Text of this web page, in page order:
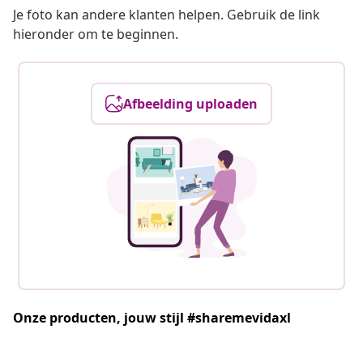
Je foto kan andere klanten helpen. Gebruik de link
hieronder om te beginnen.
Afbeelding uploaden
Onze producten, jouw stijl #sharemevidaxl